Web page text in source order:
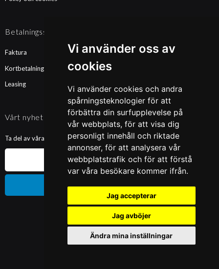
Vi använder oss av
cookies
Vi använder cookies och andra
spårningsteknologier för att
förbättra din surfupplevelse på
vår webbplats, för att visa dig
personligt innehåll och riktade
annonser, för att analysera vår
webbplatstrafik och för att förstå
var våra besökare kommer ifrån.
Jag accepterar
Jag avböjer
Ändra mina inställningar
Betalningssätt
Faktura
Kortbetalning
Leasing
Vårt nyhetsbrev
Ta del av våra nyheter och kampanjer. Fyll i din mailadress nedan!
Prenumerera